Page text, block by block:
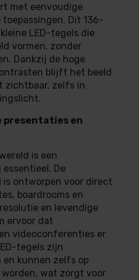
met eenvoudige
Dit 136-
LED-tegels die
vormen, zonder
Dankzij de hoge
blijft het beeld
zichtbaar, zelfs in
presentaties en
is een
De
is ontworpen voor direct
boardrooms en
en levendige
ervoor dat
videoconferenties er
tegels zijn
kunnen zelfs op
wat zorgt voor